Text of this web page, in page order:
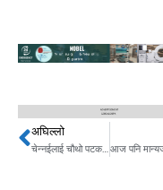
Prev
अघिल्लो
चेन्नईलाई चौथो पटक आईपीएलकाे उपाधि